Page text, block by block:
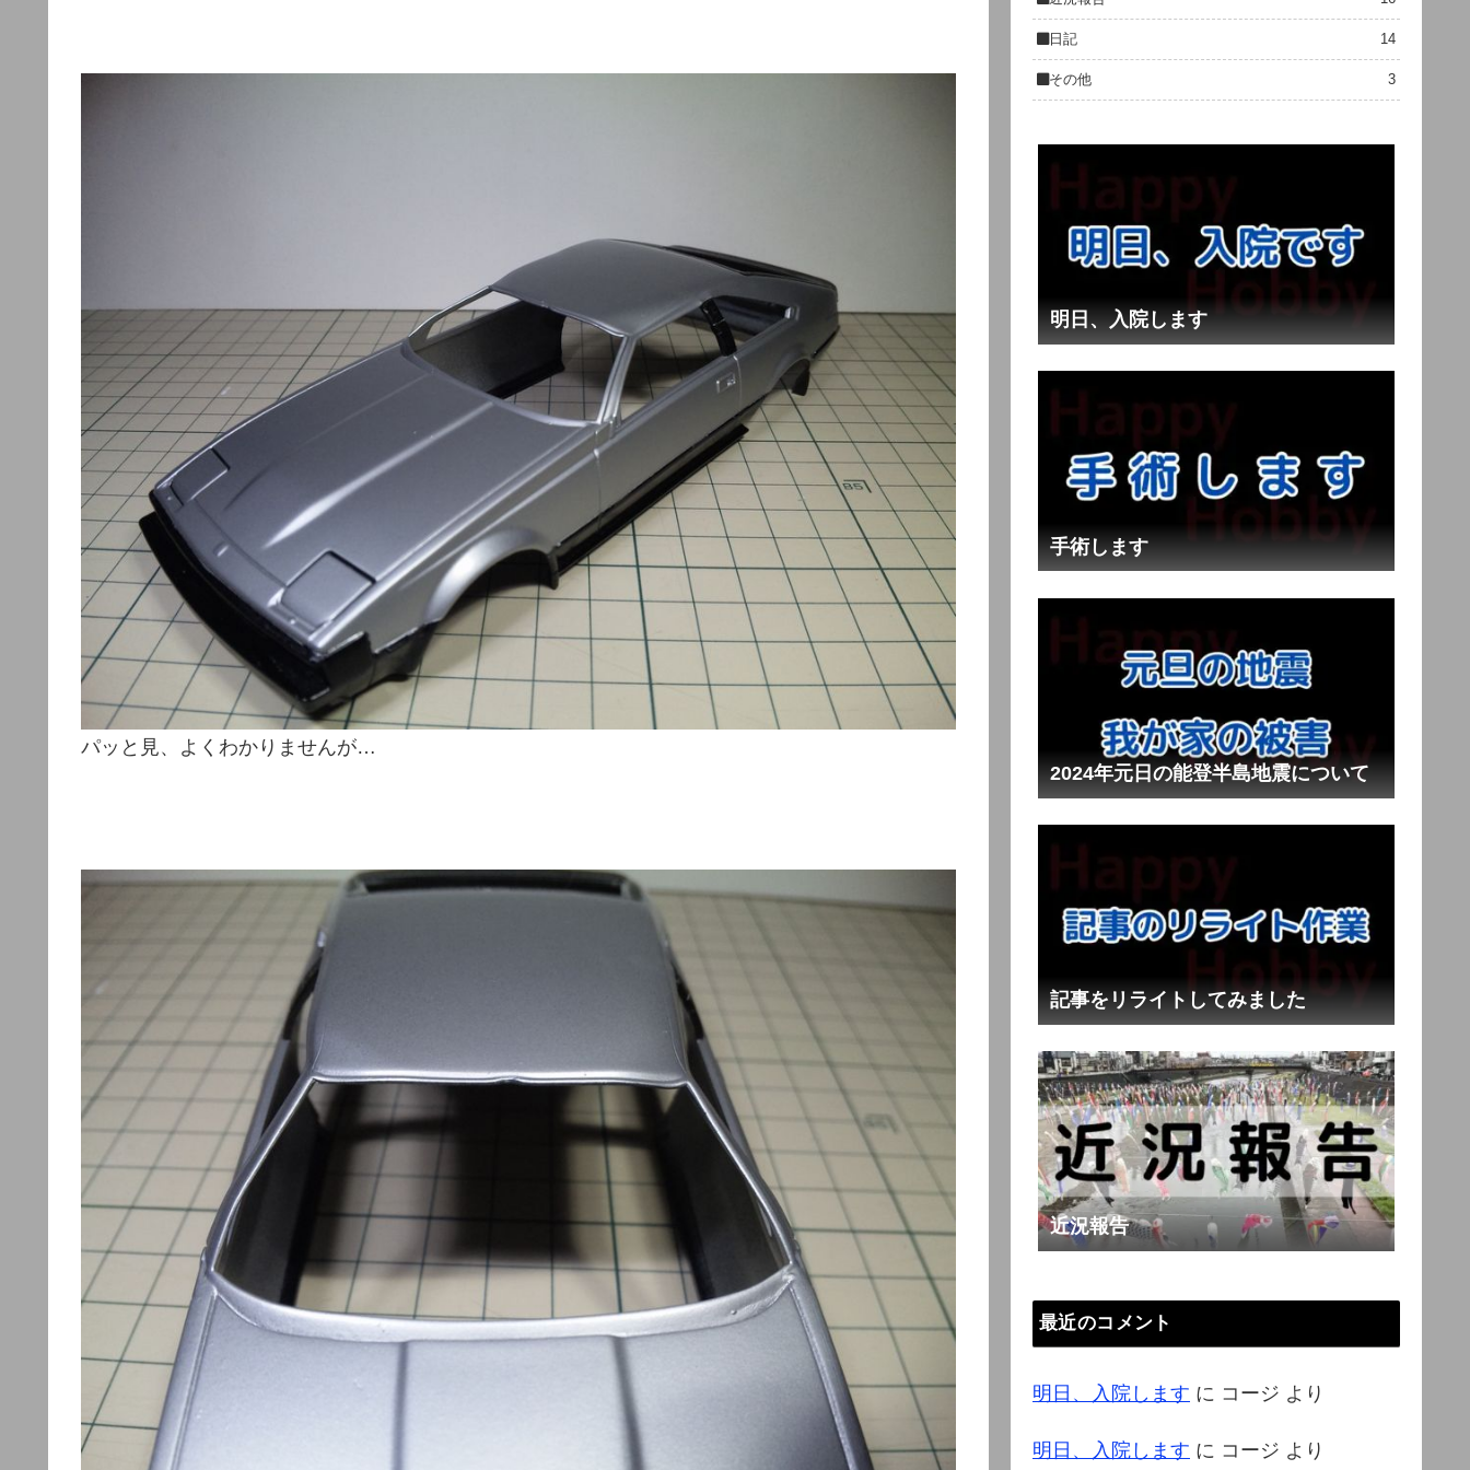
パッと見、よくわかりませんが…
日記 14
その他 3
明日、入院します
手術します
2024年元日の能登半島地震について
記事をリライトしてみました
近況報告
最近のコメント
明日、入院します に コージ より
明日、入院します に コージ より